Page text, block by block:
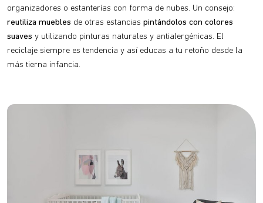
organizadores o estanterías con forma de nubes. Un consejo:
reutiliza muebles de otras estancias pintándolos con colores
suaves y utilizando pinturas naturales y antialergénicas. El
reciclaje siempre es tendencia y así educas a tu retoño desde la
más tierna infancia.